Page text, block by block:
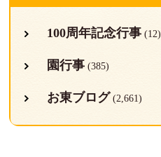
100周年記念行事(12)
園行事(385)
お東ブログ (2,661)